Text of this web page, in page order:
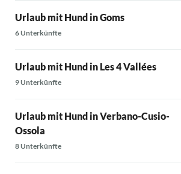
Urlaub mit Hund in Goms
6 Unterkünfte
Urlaub mit Hund in Les 4 Vallées
9 Unterkünfte
Urlaub mit Hund in Verbano-Cusio-
Ossola
8 Unterkünfte